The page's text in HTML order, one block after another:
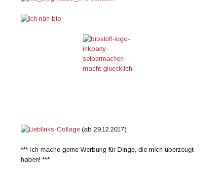
(ab 29.12.2017)
*** Ich mache gerne Werbung für Dinge, die mich überzeugt
haben! ***